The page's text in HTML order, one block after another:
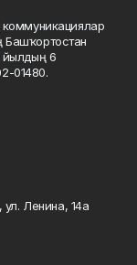
коммуникациялар
Башҡортостан
йылдың 6
01480.
Ленина, 14а